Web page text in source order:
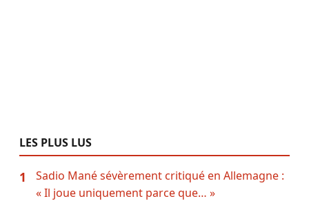
LES PLUS LUS
1
Sadio Mané sévèrement critiqué en Allemagne :
« Il joue uniquement parce que… »